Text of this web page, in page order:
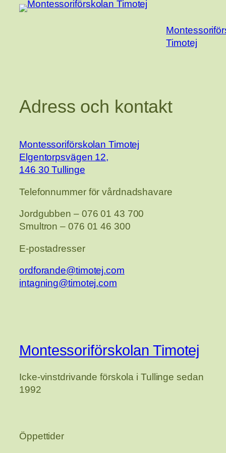
Timotej
Adress och kontakt
Montessoriförskolan Timotej
Elgentorpsvägen 12,
146 30 Tullinge
Telefonnummer för vårdnadshavare
Jordgubben – 076 01 43 700
Smultron – 076 01 46 300
E-postadresser
ordforande@timotej.com
intagning@timotej.com
Montessoriförskolan Timotej
Icke-vinstdrivande förskola i Tullinge sedan
1992
Öppettider